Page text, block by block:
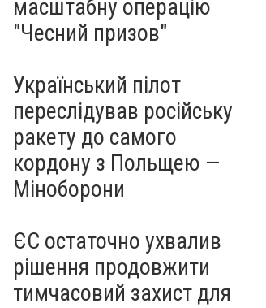
масштабну операцію
"Чесний призов"
Український пілот
переслідував російську
ракету до самого
кордону з Польщею —
Міноборони
ЄС остаточно ухвалив
рішення продовжити
тимчасовий захист для